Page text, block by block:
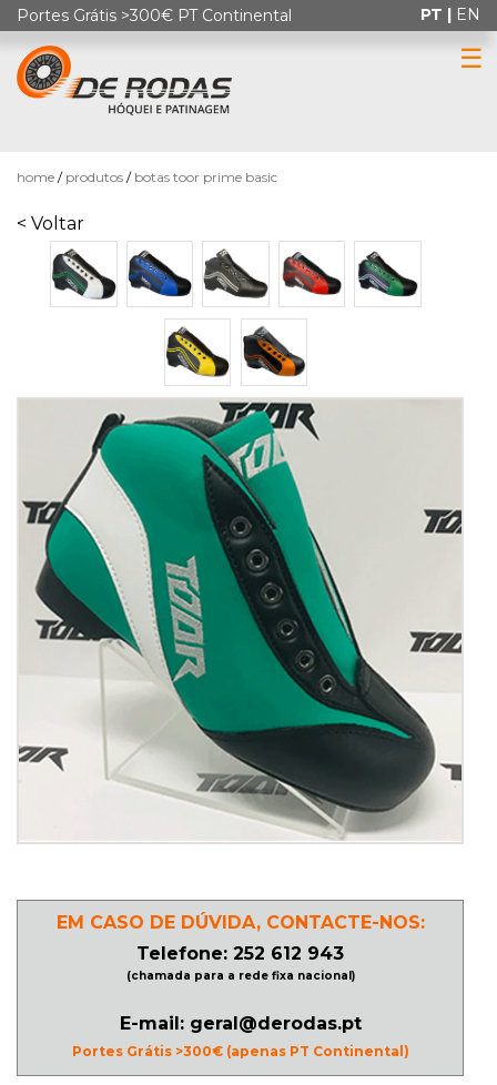
Portes Grátis >300€ PT Continental
PATINS
PATINAGEM
PATINAGEM
NO
GELO
PROMOÇÕES
LINHA
☰
PT | EN
home produtos botas toor prime basic
< Voltar
EM CASO DE DÚVIDA, CONTACTE-NOS:
Telefone: 252 612 943
(chamada para a rede fixa nacional)
E-mail: geral@derodas.pt
Portes Grátis >300€ (apenas PT Continental)